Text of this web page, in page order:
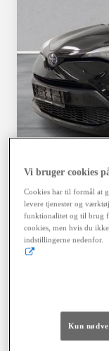
Toyota C-
Toyota C-HR 1B
Herlev
HYBRID
Hybrid
Vi bruger cookies
Cookies har til formål at
levere tjenester og
funktionalitet og til brug
cookies, men hvis du
indstillingerne nedenfor.
Kun